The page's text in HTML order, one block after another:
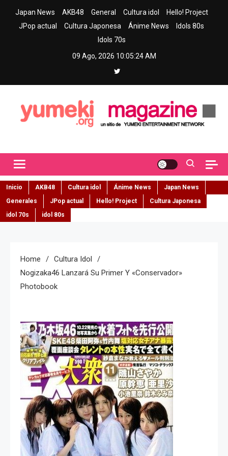
Japan News AKB48 General Cultura idol
Hello! Project
JPop actual
Cultura Japonesa Ánime News
Idols 80s
Idols 70s
09 Ago, 2026 10:05:25 AM
Inicio AKB48 Cultura idol Ánime News
Japan News
Generales
JPop actual Hello! Project
Cultura Japonesa
idol 70s
idol 80s
Home
Cultura Idol
Nogizaka46 Lanzará Su Primer Y «conservador»
Photobook